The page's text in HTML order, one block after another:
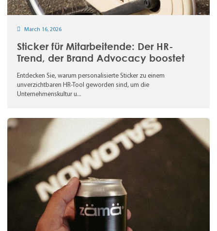
March 16, 2026
Sticker für Mitarbeitende: Der HR-
Trend, der Brand Advocacy boostet
Entdecken Sie, warum personalisierte Sticker zu einem
unverzichtbaren HR-Tool geworden sind, um die
Unternehmenskultur u...